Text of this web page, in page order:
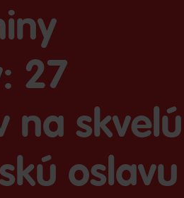
27
na skvelú
oslavu